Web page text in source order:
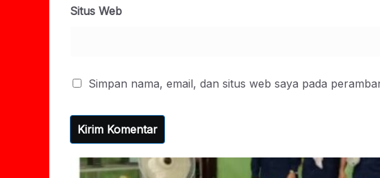
Situs Web
Simpan nama, email, dan situs web saya pada